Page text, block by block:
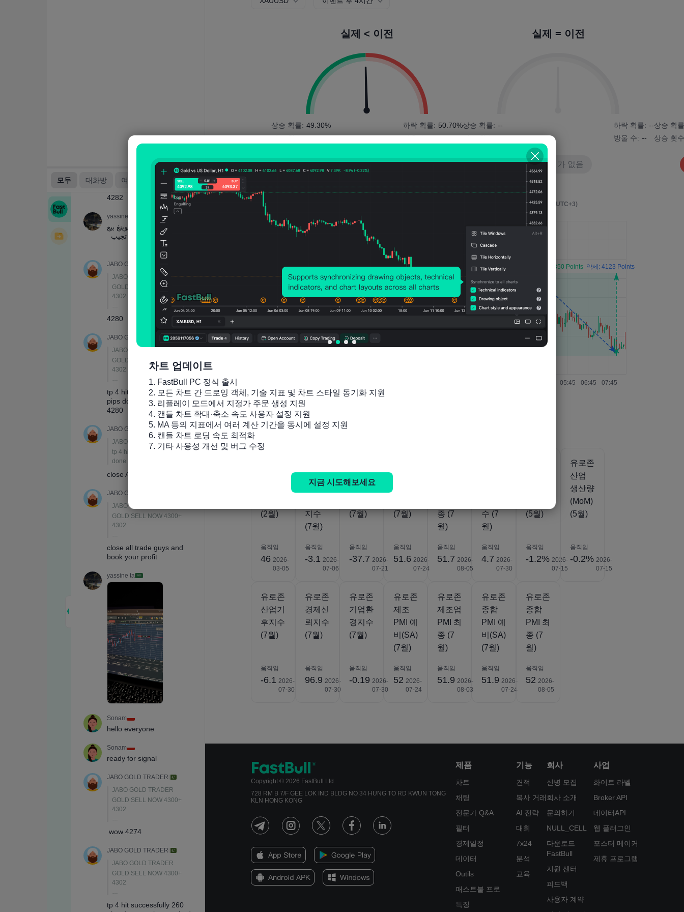
실제 < 이전
상승 확률: 49.30%
상승 횟수: 35
하락 확률: 50.70%
방울 수: 36
평균 변동성: -235Points(-0.11%)
실제 = 이전
상승 확률: --
상승 횟수: --
하락 확률: --
방울 수: --
데이터가 없음
상승 확
상승 횟
가격 차트 영향 이벤트 후 4시간 (M5, UTC+3)
관련 지표
(2월)
움직임
46 2026-
03-05
투자자
지수
(7월)
움직임
-3.1 2026-
07-06
경제상
(7월)
움직임
-37.7 2026-
07-21
(7월)
움직임
51.6 2026-
07-24
종 (7
월)
움직임
51.7 2026-
08-05
수 (7
월)
움직임
4.7 2026-
07-30
(5월)
움직임
-1.2% 2026-
07-15
유로존
산업
생산량
(MoM)
(5월)
움직임
-0.2% 2026-
07-15
유로존
산업기
후지수
(7월)
움직임
-6.1 2026-
07-30
유로존
경제신
뢰지수
(7월)
움직임
96.9 2026-
07-30
유로존
기업환
경지수
(7월)
움직임
-0.19 2026-
07-30
유로존
제조
PMI 예
비(SA)
(7월)
움직임
52 2026-
07-24
유로존
제조업
PMI 최
종 (7
월)
움직임
51.9 2026-
08-03
유로존
종합
PMI 예
비(SA)
(7월)
움직임
51.9 2026-
07-24
유로존
종합
PMI 최
종 (7
월)
움직임
52 2026-
08-05
Copyright © 2026 FastBull Ltd
728 RM B 7/F GEE LOK IND BLDG NO 34 HUNG TO RD KWUN TONG
KLN HONG KONG
제품
차트
채팅
전문가 Q&A
필터
경제일정
데이터
Outils
패스트불 프로
특징
기능
견적
복사 거래
AI 전략
대회
7x24
분석
교육
회사
신병 모집
회사 소개
문의하기
NULL_CELL
다운로드
FastBull
지원 센터
피드백
사용자 계약
사업
화이트 라벨
Broker API
데이터API
웹 플러그인
포스터 메이커
제휴 프로그램
차트 업데이트
1. FastBull PC 정식 출시
2. 모든 차트 간 드로잉 객체, 기술 지표 및 차트 스타일 동기화 지원
3. 리플레이 모드에서 지정가 주문 생성 지원
4. 캔들 차트 확대·축소 속도 사용자 설정 지원
5. MA 등의 지표에서 여러 계산 기간을 동시에 설정 지원
6. 캔들 차트 로딩 속도 최적화
7. 기타 사용성 개선 및 버그 수정
지금 시도해보세요